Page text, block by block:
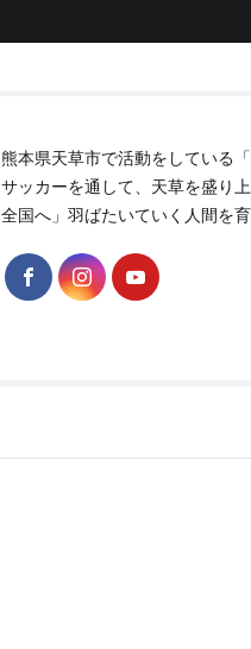
熊本県天草市で活動をしている
サッカーを通して、天草を盛り
全国へ」羽ばたいていく人間を